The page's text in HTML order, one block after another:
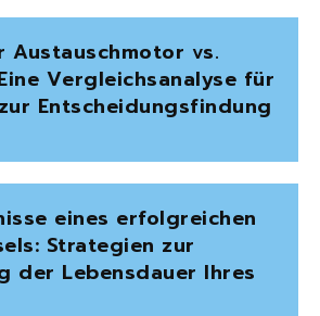
Austauschmotor vs.
Vergleichsanalyse für
Entscheidungsfindung
eines erfolgreichen
Strategien zur
der Lebensdauer Ihres